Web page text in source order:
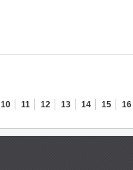
10 11 12 13 14 15 16